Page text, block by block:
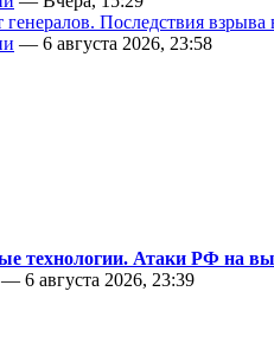
генералов. Последствия
— 6 августа 2026, 23:58
технологии. Атаки РФ на
— 6 августа 2026, 23:39